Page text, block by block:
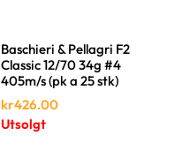
Baschieri & Pellagri F2
Classic 12/70 34g #4
405m/s (pk a 25 stk)
kr426.00
Utsolgt